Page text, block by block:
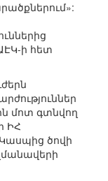
ի հետ
մոտ գտնվող
ԻՀ
ծովի